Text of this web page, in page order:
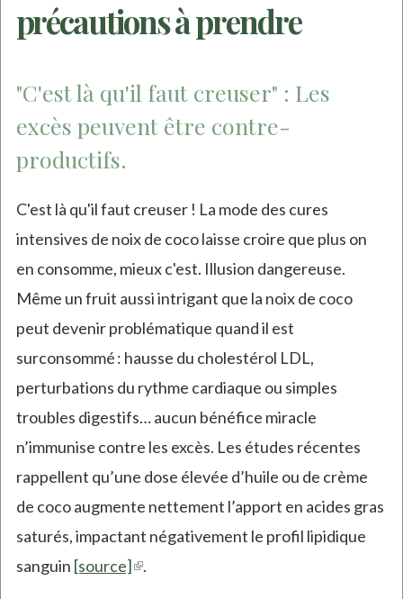
précautions à prendre
"C'est là qu'il faut creuser" : Les
excès peuvent être contre-
productifs.
C'est là qu'il faut creuser ! La mode des cures
intensives de noix de coco laisse croire que plus on
en consomme, mieux c'est. Illusion dangereuse.
Même un fruit aussi intrigant que la noix de coco
peut devenir problématique quand il est
surconsommé : hausse du cholestérol LDL,
perturbations du rythme cardiaque ou simples
troubles digestifs… aucun bénéfice miracle
n’immunise contre les excès. Les études récentes
rappellent qu’une dose élevée d’huile ou de crème
de coco augmente nettement l’apport en acides gras
saturés, impactant négativement le profil lipidique
sanguin [source](link
.